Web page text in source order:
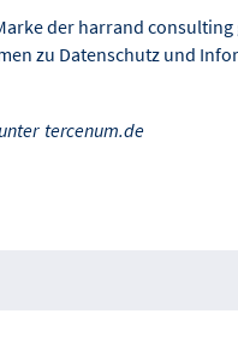
der harrand
zu Datenschutz und
tercenum.de